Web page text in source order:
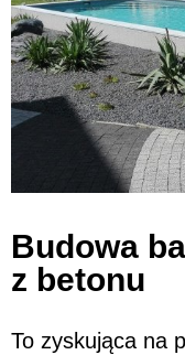
Budowa
z betonu
To zyskująca na